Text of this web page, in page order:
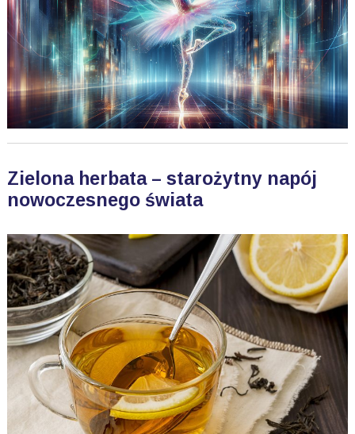
Zielona herbata – starożytny napój
nowoczesnego świata